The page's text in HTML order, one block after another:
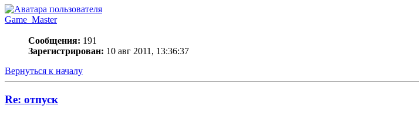
Game_Master
Сообщения: 191
Зарегистрирован: 10 авг 2011, 13:36:37
Вернуться к началу
Re: отпуск